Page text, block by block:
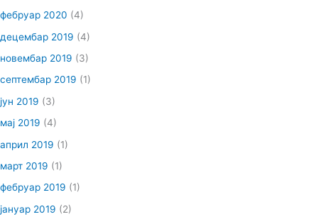
фебруар 2020 (4)
децембар 2019 (4)
новембар 2019 (3)
септембар 2019 (1)
јун 2019 (3)
мај 2019 (4)
април 2019 (1)
март 2019 (1)
фебруар 2019 (1)
јануар 2019 (2)